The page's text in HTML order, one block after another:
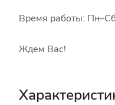
Время работы:
Ждем Вас!